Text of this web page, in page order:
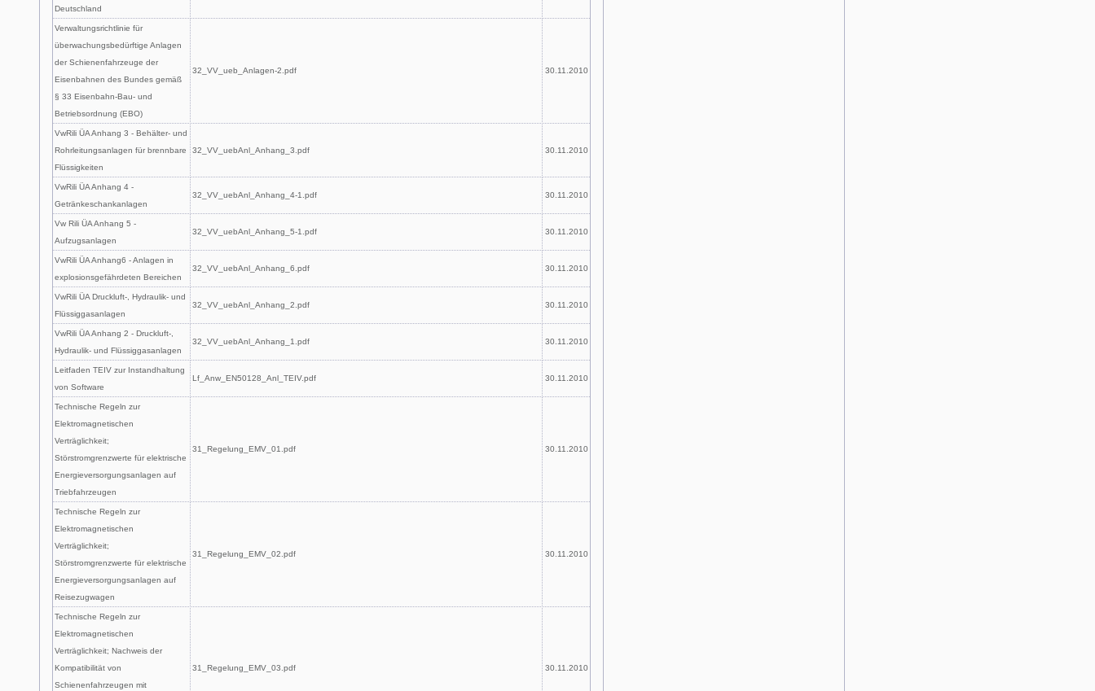
Deutschland
Verwaltungsrichtlinie für
überwachungsbedürftige Anlagen
der Schienenfahrzeuge der
Eisenbahnen des Bundes gemäß
§ 33 Eisenbahn-Bau- und
Betriebsordnung (EBO)
32_VV_ueb_Anlagen-2.pdf 30.11.2010
VwRili ÜA Anhang 3 - Behälter- und
Rohrleitungsanlagen für brennbare
Flüssigkeiten
32_VV_uebAnl_Anhang_3.pdf 30.11.2010
VwRili ÜA Anhang 4 -
Getränkeschankanlagen
32_VV_uebAnl_Anhang_4-1.pdf 30.11.2010
Vw Rili ÜA Anhang 5 -
Aufzugsanlagen
32_VV_uebAnl_Anhang_5-1.pdf 30.11.2010
VwRili ÜA Anhang6 - Anlagen in
explosionsgefährdeten Bereichen
32_VV_uebAnl_Anhang_6.pdf 30.11.2010
VwRili ÜA Druckluft-, Hydraulik- und
Flüssiggasanlagen
32_VV_uebAnl_Anhang_2.pdf 30.11.2010
VwRili ÜA Anhang 2 - Druckluft-,
Hydraulik- und Flüssiggasanlagen
32_VV_uebAnl_Anhang_1.pdf 30.11.2010
Leitfaden TEIV zur Instandhaltung
von Software
Lf_Anw_EN50128_Anl_TEIV.pdf 30.11.2010
Technische Regeln zur
Elektromagnetischen
Verträglichkeit;
Störstromgrenzwerte für elektrische
Energieversorgungsanlagen auf
Triebfahrzeugen
31_Regelung_EMV_01.pdf 30.11.2010
Technische Regeln zur
Elektromagnetischen
Verträglichkeit;
Störstromgrenzwerte für elektrische
Energieversorgungsanlagen auf
Reisezugwagen
31_Regelung_EMV_02.pdf 30.11.2010
Technische Regeln zur
Elektromagnetischen
Verträglichkeit; Nachweis der
Kompatibilität von
Schienenfahrzeugen mit
31_Regelung_EMV_03.pdf 30.11.2010